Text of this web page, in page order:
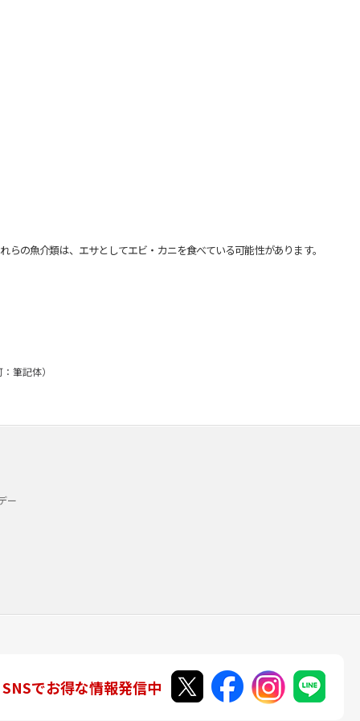
の魚介類は、エサとしてエビ・カニを食べている可能性があります。
筆記体）
ー
SNSでお得な情報発信中